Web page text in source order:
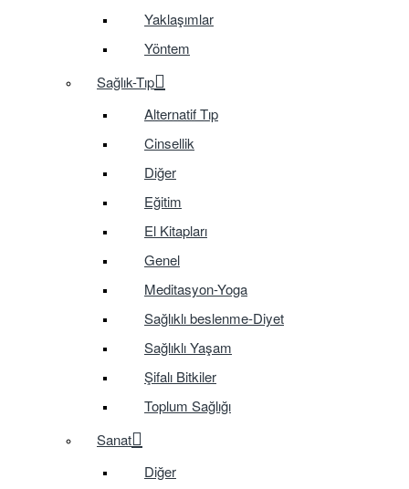
Yaklaşımlar
Yöntem
Sağlık-Tıp
Alternatif Tıp
Cinsellik
Diğer
Eğitim
El Kitapları
Genel
Meditasyon-Yoga
Sağlıklı beslenme-Diyet
Sağlıklı Yaşam
Şifalı Bitkiler
Toplum Sağlığı
Sanat
Diğer